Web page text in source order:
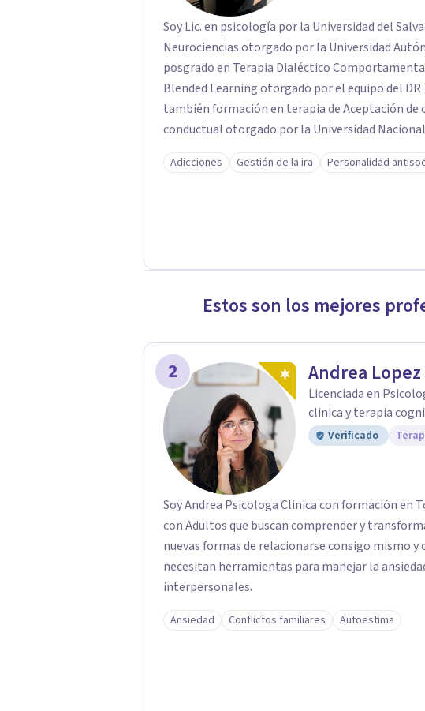
Soy Lic. en psicología por la Universidad del
Neurociencias otorgado por la Universidad
posgrado en Terapia Dialéctico
Blended Learning otorgado por el equipo del DR
también formación en terapia de Aceptación de
conductual otorgado por la Universidad
Adicciones Gestión de la ira Personalidad
Estos son los mejores
2 Andrea
Licenciada en
clinica y terapia
Verificado
Soy Andrea Psicologa Clinica con formación en
con Adultos que buscan comprender y
nuevas formas de relacionarse consigo mismo y
necesitan herramientas para manejar la
interpersonales.
Ansiedad Conflictos familiares Autoestima